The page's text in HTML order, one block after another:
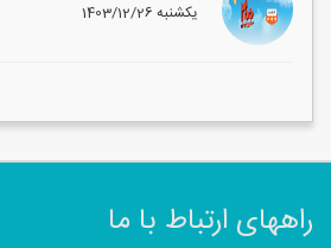
1403/12/26 یکشنبه
راههای ارتباط با ما